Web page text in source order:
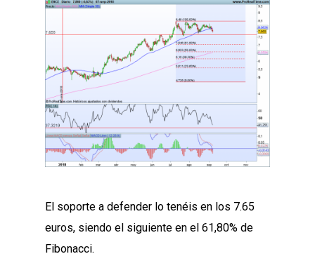
El soporte a defender lo tenéis en los 7.65
euros, siendo el siguiente en el 61,80% de
Fibonacci.